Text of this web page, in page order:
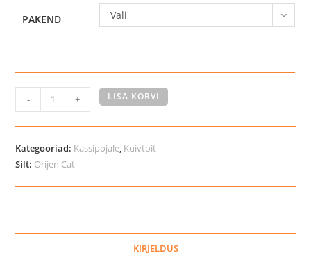
PAKEND Vali
Kitten
kuivtoit
kassipoegadele
kogus
- + LISA KORVI
Kategooriad: Kassipojale, Kuivtoit
Silt: Orijen Cat
KIRJELDUS